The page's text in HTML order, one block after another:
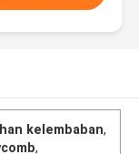
kelembaban,
,